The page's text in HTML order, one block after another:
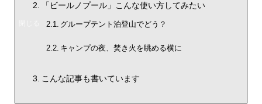
「ビールノプール」こんな使い方してみたい
グループテント泊登山でどう？
キャンプの夜、焚き火を眺める横に
こんな記事も書いています